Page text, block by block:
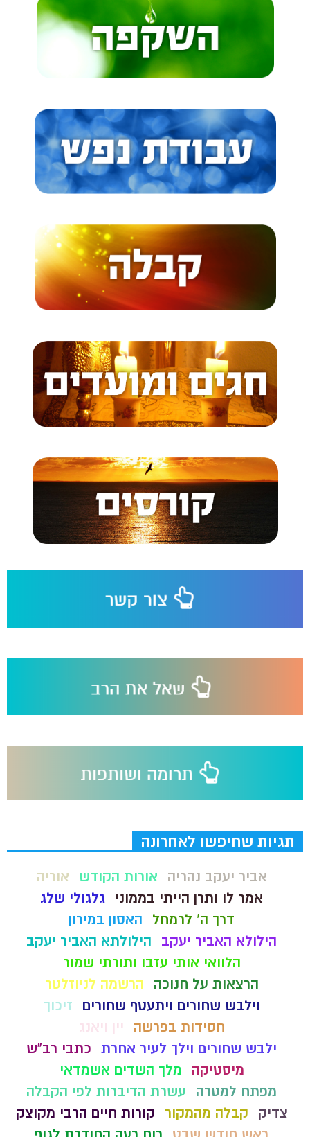
תגיות שחיפשו לאחרונה
אביר יעקב נהריה אורות הקודש
אוריה
אמר לו ותרן הייתי בממוני
גלגולי שלג
דרך ה' לרמחל
האסון במירון
הילולא האביר יעקב
הילולתא האביר יעקב
הלוואי אותי עזבו ותורתי שמור
הרצאות על חנוכה
הרשמה לניוזלטר
וילבש שחורים ויתעטף שחורים
זיכוך
חסידות בפרשה
יין ויאנג
ילבש שחורים וילך לעיר אחרת כתבי רב"ש
מיסטיקה
מלך השדים אשמדאי
מפתח למטרה
עשרת הדיברות לפי הקבלה
צדיק
קבלה מהמקור
קורות חיים הרבי מקוצק